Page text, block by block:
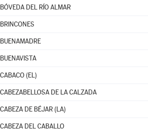
BÓVEDA DEL RÍO ALMAR
BRINCONES
BUENAMADRE
BUENAVISTA
CABACO (EL)
CABEZABELLOSA DE LA CALZADA
CABEZA DE BÉJAR (LA)
CABEZA DEL CABALLO